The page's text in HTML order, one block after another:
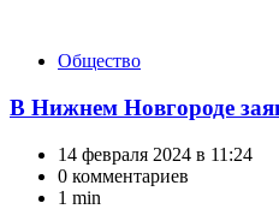
КатегорииОбщество
В Нижнем Новгороде
14 февраля 2024 в 11:24
0 комментариев
1 min